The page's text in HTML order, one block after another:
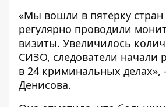
«Мы вошли в пятёрку
регулярно проводили
визиты. Увеличилось
СИЗО, следователи начали
в 24 криминальных
Денисова.